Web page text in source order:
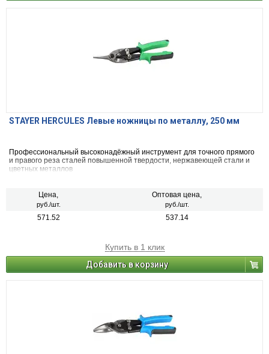
STAYER HERCULES Левые ножницы по металлу, 250 мм
Профессиональный высоконадёжный инструмент для точного прямого
и правого реза сталей повышенной твердости, нержавеющей стали и
цветных металлов
Цена,
руб./шт.
Оптовая цена,
руб./шт.
571.52 537.14
Купить в 1 клик
Добавить в корзину